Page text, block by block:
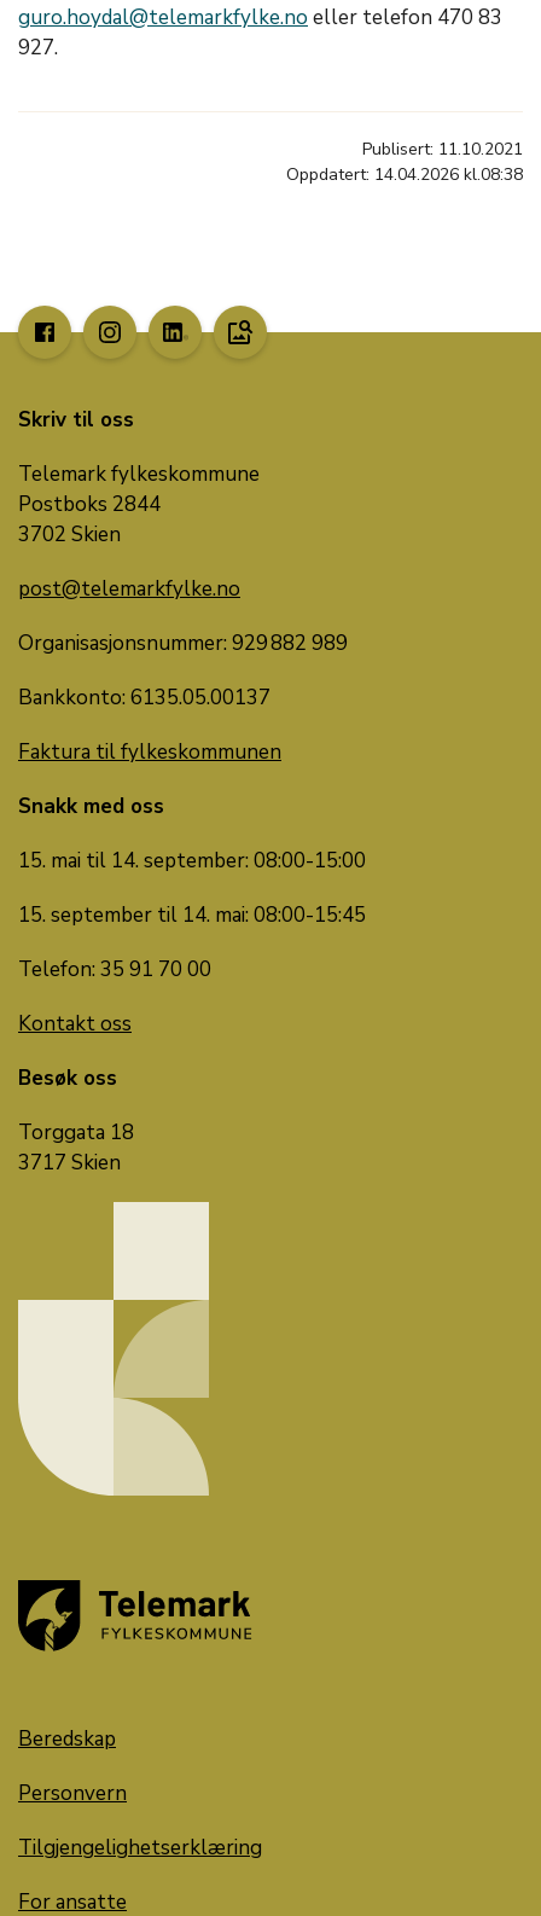
guro.hoydal@telemarkfylke.no eller telefon 470 83
927.
Publisert: 11.10.2021
Oppdatert: 14.04.2026 kl.08:38
image_search
Skriv til oss
Telemark fylkeskommune
Postboks 2844
3702 Skien
post@telemarkfylke.no
Organisasjonsnummer: 929 882 989
Bankkonto: 6135.05.00137
Faktura til fylkeskommunen
Snakk med oss
15. mai til 14. september: 08:00-15:00
15. september til 14. mai: 08:00-15:45
Telefon: 35 91 70 00
Kontakt oss
Besøk oss
Torggata 18
3717 Skien
Beredskap
Personvern
Tilgjengelighetserklæring
For ansatte